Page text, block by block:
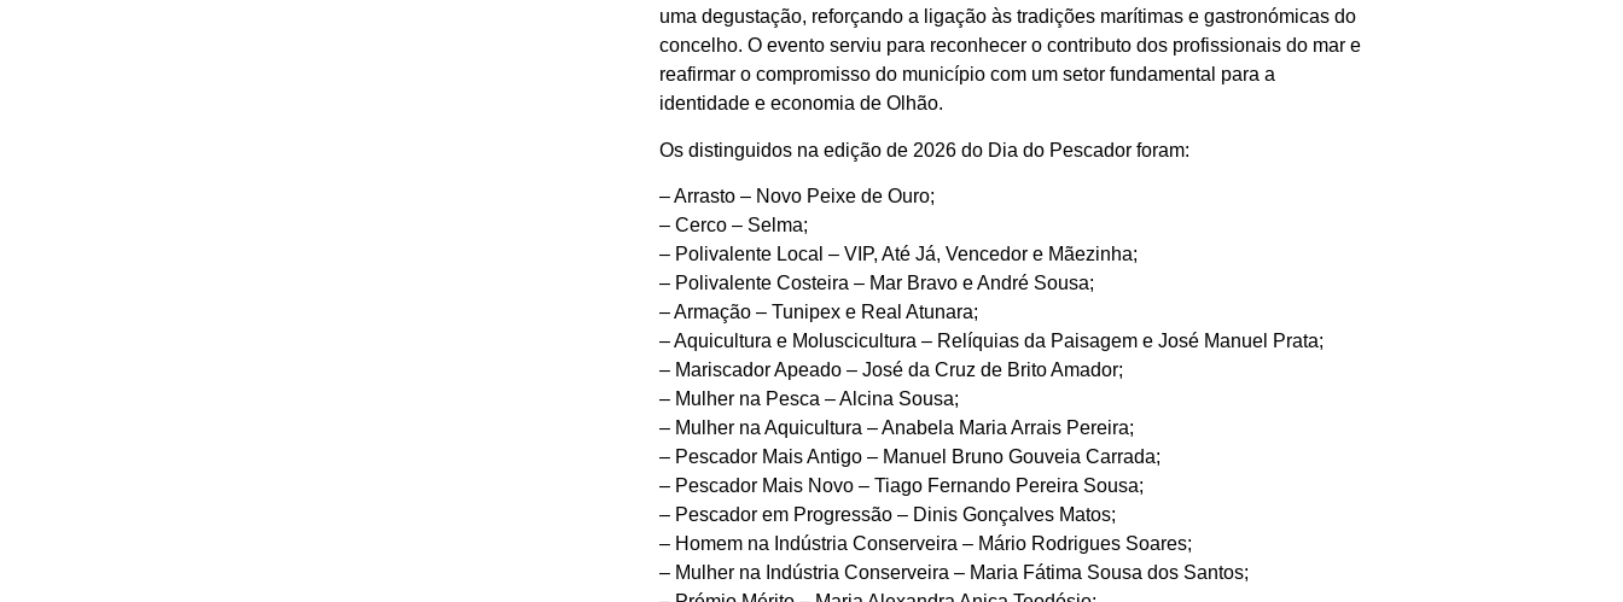
uma degustação, reforçando a ligação às tradições marítimas e gastronómicas do
concelho. O evento serviu para reconhecer o contributo dos profissionais do mar e
reafirmar o compromisso do município com um setor fundamental para a
identidade e economia de Olhão.
Os distinguidos na edição de 2026 do Dia do Pescador foram:
– Arrasto – Novo Peixe de Ouro;
– Cerco – Selma;
– Polivalente Local – VIP, Até Já, Vencedor e Mãezinha;
– Polivalente Costeira – Mar Bravo e André Sousa;
– Armação – Tunipex e Real Atunara;
– Aquicultura e Moluscicultura – Relíquias da Paisagem e José Manuel Prata;
– Mariscador Apeado – José da Cruz de Brito Amador;
– Mulher na Pesca – Alcina Sousa;
– Mulher na Aquicultura – Anabela Maria Arrais Pereira;
– Pescador Mais Antigo – Manuel Bruno Gouveia Carrada;
– Pescador Mais Novo – Tiago Fernando Pereira Sousa;
– Pescador em Progressão – Dinis Gonçalves Matos;
– Homem na Indústria Conserveira – Mário Rodrigues Soares;
– Mulher na Indústria Conserveira – Maria Fátima Sousa dos Santos;